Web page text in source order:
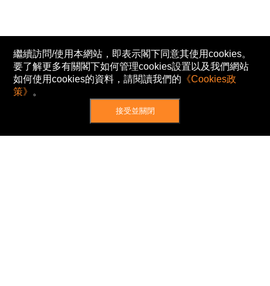
繼續訪問/使用本網站，即表示閣下同意其使用cookies。
要了解更多有關閣下如何管理cookies設置以及我們網站
如何使用cookies的資料，請閱讀我們的 《Cookies政
策》 。
接受並關閉